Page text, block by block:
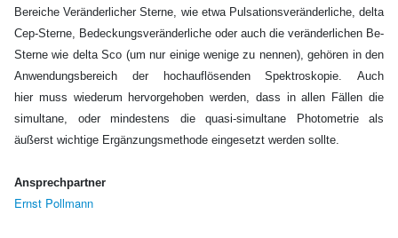
Bereiche Veränderlicher Sterne, wie etwa Pulsationsveränderliche, delta
Cep-Sterne, Bedeckungsveränderliche oder auch die veränderlichen Be-
Sterne wie delta Sco (um nur einige wenige zu nennen), gehören in den
Anwendungsbereich der hochauflösenden Spektroskopie. Auch
hier muss wiederum hervorgehoben werden, dass in allen Fällen die
simultane, oder mindestens die quasi-simultane Photometrie als
äußerst wichtige Ergänzungsmethode eingesetzt werden sollte.
Ansprechpartner
Ernst Pollmann